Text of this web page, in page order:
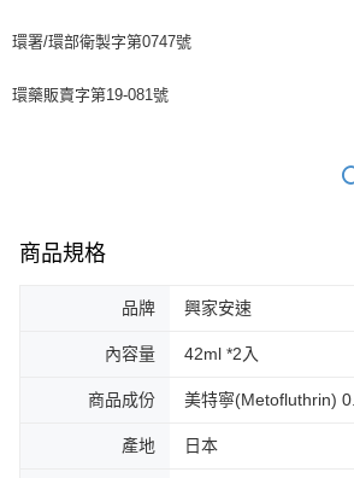
環署/環部衛製字第0747號
環藥販賣字第19-081號
商品規格
品牌 興家安速
內容量 42ml *2入
商品成份 美特寧(Metofluthrin)
產地 日本